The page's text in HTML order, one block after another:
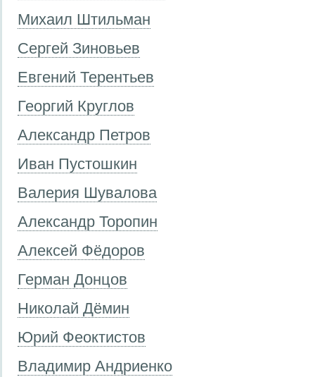
Михаил Штильман
Сергей Зиновьев
Евгений Терентьев
Георгий Круглов
Александр Петров
Иван Пустошкин
Валерия Шувалова
Александр Торопин
Алексей Фёдоров
Герман Донцов
Николай Дёмин
Юрий Феоктистов
Владимир Андриенко